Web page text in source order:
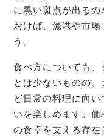
に黒い斑点が出る
おけば、漁港や市場
う。
食べ方についても、
とは少ないものの
ど日常の料理に向
いを楽しめます。
の食卓を支える存在